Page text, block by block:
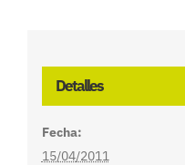
Detalles
Fecha:
15/04/2011